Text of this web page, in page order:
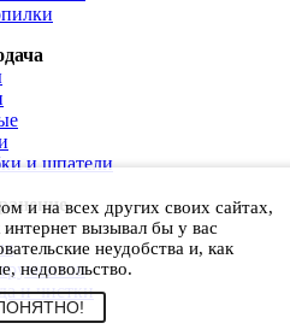
и шпатели
и чистки
и на всех других своих сайтах,
вызывал бы у вас
неудобства и, как
недовольство.